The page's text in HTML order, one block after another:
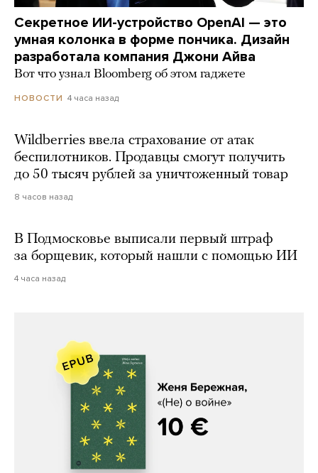
Секретное ИИ-устройство OpenAI — это
умная колонка в форме пончика. Дизайн
разработала компания Джони Айва
Вот что узнал Bloomberg об этом гаджете
НОВОСТИ 4 часа назад
Wildberries ввела страхование от атак
беспилотников. Продавцы смогут получить
до 50 тысяч рублей за уничтоженный товар
8 часов назад
В Подмосковье выписали первый штраф
за борщевик, который нашли с помощью ИИ
4 часа назад